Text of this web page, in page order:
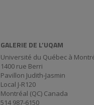
GALERIE DE L’UQAM
Université du Québec à
1400 rue Berri
Pavillon Judith-Jasmin
Local J-R120
Montréal (QC) Canada
514 987-6150